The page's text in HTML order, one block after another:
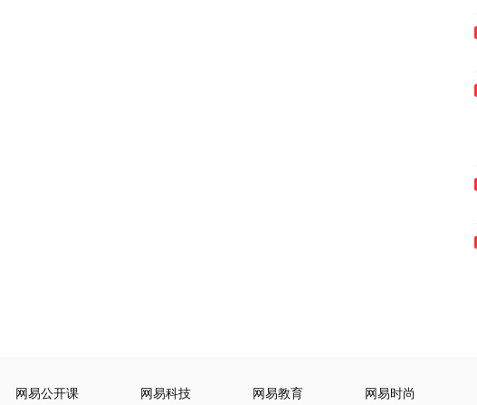
网易公开课 网易科技 网易教育 网易时尚